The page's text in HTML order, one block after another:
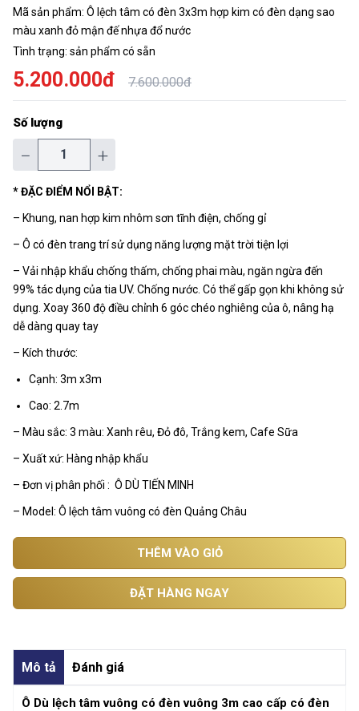
Mã sản phẩm: Ô lệch tâm có đèn 3x3m hợp kim có đèn dạng sao
màu xanh đỏ mận đế nhựa đổ nước
Tình trạng: sản phẩm có sẵn
5.200.000đ 7.600.000đ
Số lượng
− +
* ĐẶC ĐIỂM NỔI BẬT:
– Khung, nan hợp kim nhôm sơn tĩnh điện, chống gỉ
– Ô có đèn trang trí sử dụng năng lượng mặt trời tiện lợi
– Vải nhập khẩu chống thấm, chống phai màu, ngăn ngừa đến
99% tác dụng của tia UV. Chống nước. Có thể gấp gọn khi không sử
dụng. Xoay 360 độ điều chỉnh 6 góc chéo nghiêng của ô, nâng hạ
dễ dàng quay tay
– Kích thước:
Cạnh: 3m x3m
Cao: 2.7m
– Màu sắc: 3 màu: Xanh rêu, Đỏ đô, Trắng kem, Cafe Sữa
– Xuất xứ: Hàng nhập khẩu
– Đơn vị phân phối : Ô DÙ TIẾN MINH
– Model: Ô lệch tâm vuông có đèn Quảng Châu
THÊM VÀO GIỎ
ĐẶT HÀNG NGAY
Mô tả Đánh giá
Ô Dù lệch tâm vuông có đèn vuông 3m cao cấp có đèn